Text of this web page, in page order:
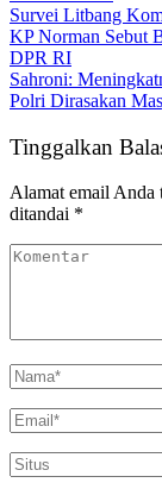
Survei Litbang
KP Norman Sebut
DPR RI
Sahroni:
Polri Dirasakan
Tinggalkan
Alamat email Anda
ditandai *